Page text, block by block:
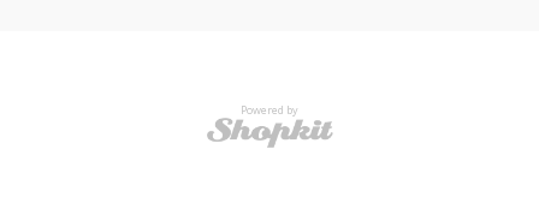
Powered by